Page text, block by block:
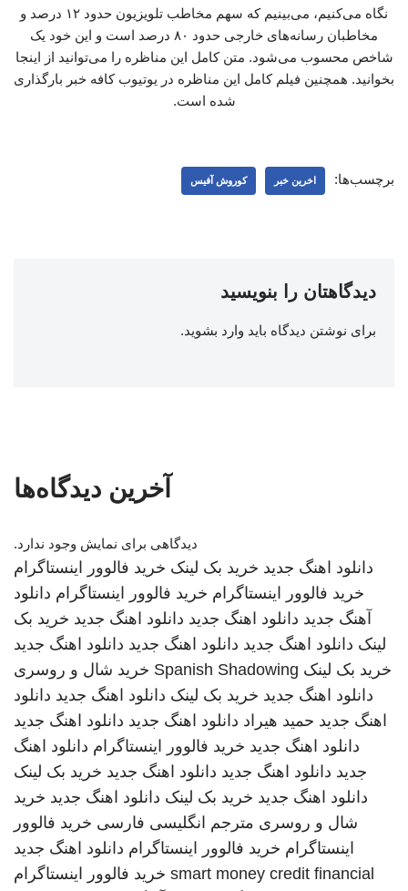
نگاه می‌کنیم، می‌بینیم که سهم مخاطب تلویزیون حدود ۱۲ درصد و
مخاطبان رسانه‌های خارجی حدود ۸۰ درصد است و این خود یک
شاخص محسوب می‌شود. متن کامل این مناظره را می‌توانید از اینجا
بخوانید. همچنین فیلم کامل این مناظره در یوتیوب کافه خبر بارگذاری
شده است.
برچسب‌ها: اخرین خبر کوروش آفیس
دیدگاهتان را بنویسید
برای نوشتن دیدگاه باید وارد بشوید.
آخرین دیدگاه‌ها
دیدگاهی برای نمایش وجود ندارد.
دانلود اهنگ جدید خرید بک لینک خرید فالوور اینستاگرام
خرید فالوور اینستاگرام خرید فالوور اینستاگرام دانلود
آهنگ جدید دانلود اهنگ جدید دانلود اهنگ جدید خرید بک
لینک دانلود اهنگ جدید دانلود اهنگ جدید دانلود اهنگ جدید
خرید بک لینک Spanish Shadowing خرید شال و روسری
دانلود اهنگ جدید خرید بک لینک دانلود اهنگ جدید دانلود
اهنگ جدید حمید هیراد دانلود اهنگ جدید دانلود اهنگ جدید
دانلود اهنگ جدید خرید فالوور اینستاگرام دانلود اهنگ
جدید دانلود اهنگ جدید دانلود اهنگ جدید خرید بک لینک
دانلود اهنگ جدید خرید بک لینک دانلود اهنگ جدید خرید
شال و روسری مترجم انگلیسی فارسی خرید فالوور
اینستاگرام خرید فالوور اینستاگرام دانلود اهنگ جدید
smart money credit financial خرید فالوور اینستاگرام